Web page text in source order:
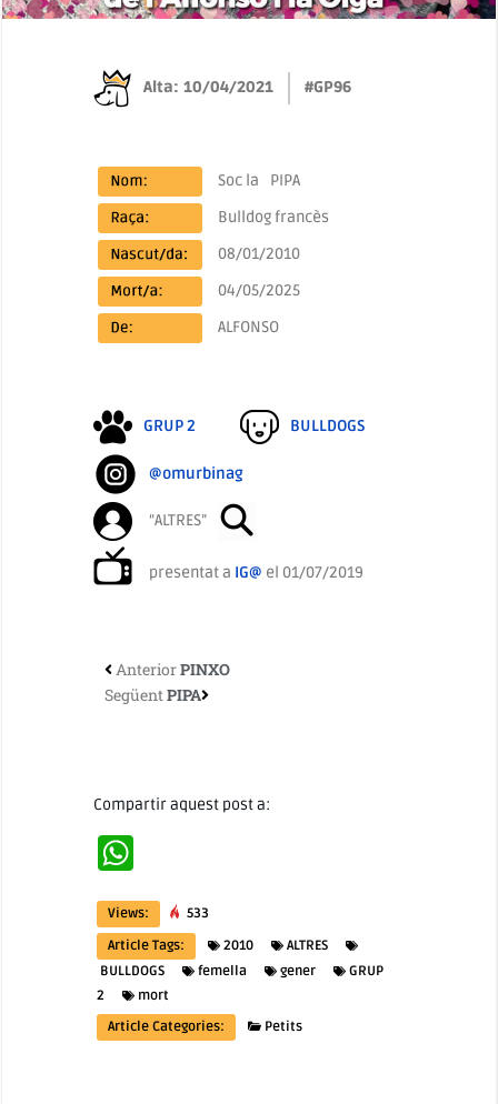
Alta: 10/04/2021 #GP96
Soc la
PIPA
Bulldog francès
08/01/2010
04/05/2025
ALFONSO
GRUP 2 BULLDOGS
@omurbinag
“ALTRES”
presentat a IG@ el 01/07/2019
AnteriorPINXO
Següent PIPA
Compartir aquest post a:
WhatsApp
Views:
533
Article Tags:
2010
ALTRES
BULLDOGS
femella gener
GRUP
2
mort
Article Categories:
Petits